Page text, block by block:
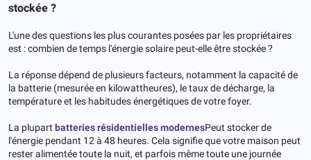
stockée ?
L'une des questions les plus courantes posées par les propriétaires
est : combien de temps l'énergie solaire peut-elle être stockée ?
La réponse dépend de plusieurs facteurs, notamment la capacité de
la batterie (mesurée en kilowattheures), le taux de décharge, la
température et les habitudes énergétiques de votre foyer.
La plupart batteries résidentielles modernesPeut stocker de
l'énergie pendant 12 à 48 heures. Cela signifie que votre maison peut
rester alimentée toute la nuit, et parfois même toute une journée